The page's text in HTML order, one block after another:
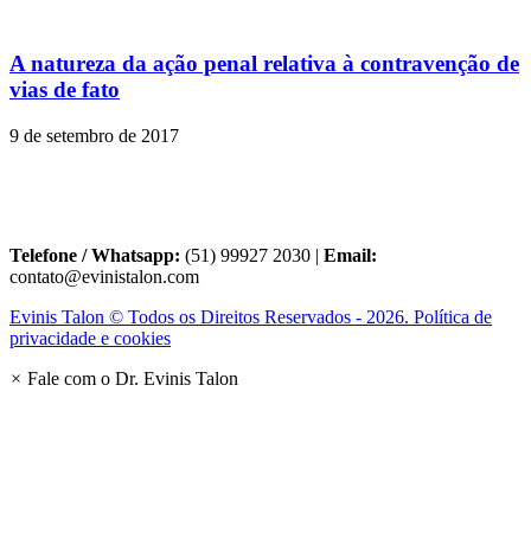
A natureza da ação penal relativa à contravenção de
vias de fato
9 de setembro de 2017
Telefone / Whatsapp: (51) 99927 2030 | Email:
contato@evinistalon.com
Evinis Talon © Todos os Direitos Reservados - 2026. Política de
privacidade e cookies
× Fale com o Dr. Evinis Talon